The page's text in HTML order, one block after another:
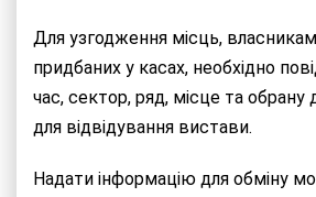
Для узгодження місць,
придбаних у касах, необхідно
час, сектор, ряд, місце та обрану
для відвідування вистави.
Надати інформацію для обміну